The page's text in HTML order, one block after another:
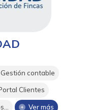
Gestión contable
Clientes
Ver más